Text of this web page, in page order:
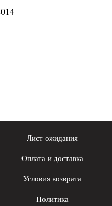
Лист ожидания
Оплата и доставка
Условия возврата
Политика